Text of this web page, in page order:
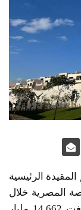
الرئيسية
المصرية خلال